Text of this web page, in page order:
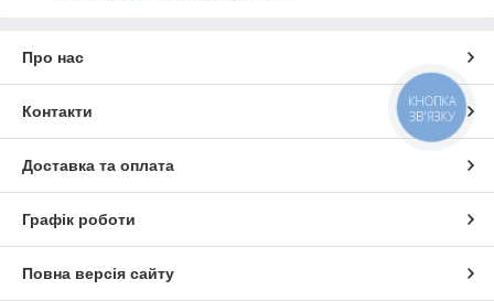
Про нас
Контакти
Доставка та оплата
Графік роботи
Повна версія сайту
КНОПКА
ЗВ'ЯЗКУ